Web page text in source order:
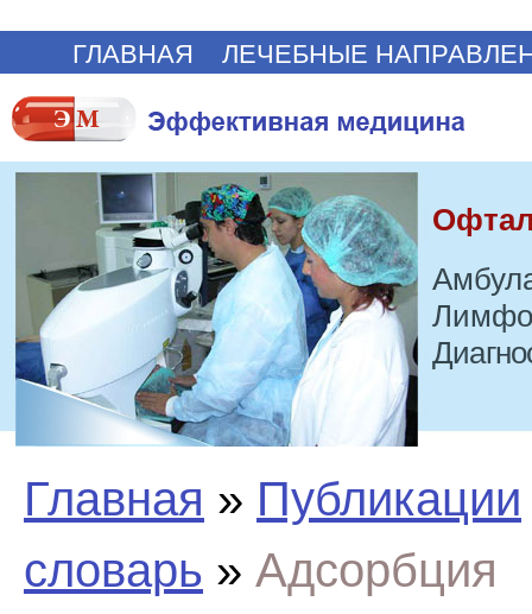
ГЛАВНАЯ ЛЕЧЕБНЫЕ
Главная » Публикации
словарь » Адсорбция